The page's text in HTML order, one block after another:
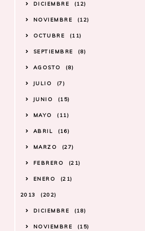
DICIEMBRE 12
NOVIEMBRE 12
OCTUBRE 11
SEPTIEMBRE 8
AGOSTO 8
JULIO 7
JUNIO 15
MAYO 11
ABRIL 16
MARZO 27
FEBRERO 21
ENERO 21
2013 202
DICIEMBRE 18
NOVIEMBRE 15